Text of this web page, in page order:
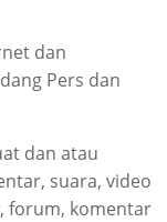
dan
Pers dan
dan atau
suara, video
forum, komentar